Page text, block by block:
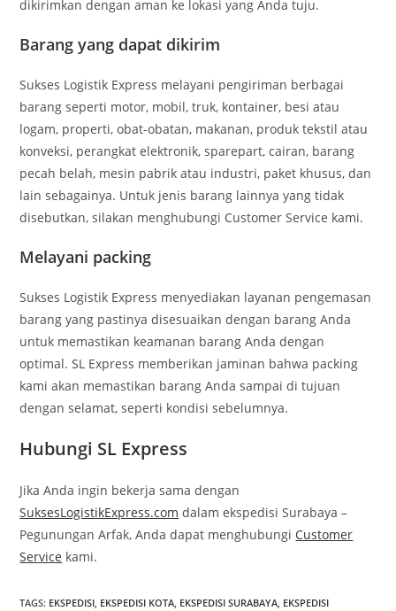
dikirimkan dengan aman ke lokasi yang Anda tuju.
Barang yang dapat dikirim
Sukses Logistik Express melayani pengiriman berbagai
barang seperti motor, mobil, truk, kontainer, besi atau
logam, properti, obat-obatan, makanan, produk tekstil atau
konveksi, perangkat elektronik, sparepart, cairan, barang
pecah belah, mesin pabrik atau industri, paket khusus, dan
lain sebagainya. Untuk jenis barang lainnya yang tidak
disebutkan, silakan menghubungi Customer Service kami.
Melayani packing
Sukses Logistik Express menyediakan layanan pengemasan
barang yang pastinya disesuaikan dengan barang Anda
untuk memastikan keamanan barang Anda dengan
optimal. SL Express memberikan jaminan bahwa packing
kami akan memastikan barang Anda sampai di tujuan
dengan selamat, seperti kondisi sebelumnya.
Hubungi SL Express
Jika Anda ingin bekerja sama dengan
SuksesLogistikExpress.com dalam ekspedisi Surabaya –
Pegunungan Arfak, Anda dapat menghubungi Customer
Service kami.
TAGS: EKSPEDISI, EKSPEDISI KOTA, EKSPEDISI SURABAYA, EKSPEDISI